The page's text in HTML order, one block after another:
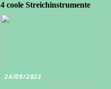
4 coole Streichinstrumente
24/09/2022